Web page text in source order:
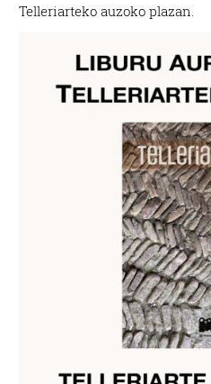
Telleriarteko auzoko plazan.